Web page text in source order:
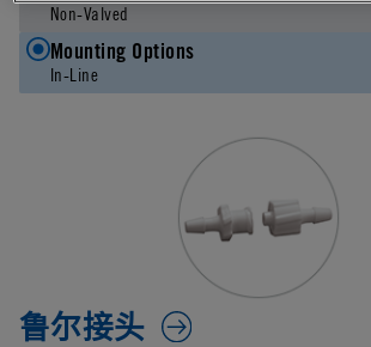
Non-Valved
Mounting Options
In-Line
鲁尔接头